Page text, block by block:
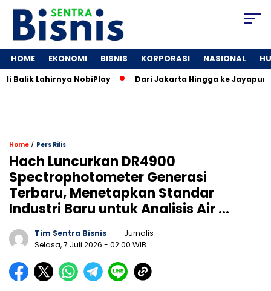
HOME EKONOMI BISNIS KORPORASI NASIONAL
Balik Lahirnya NobiPlay Dari Jakarta Hingga ke Jayapura:
Home / Pers Rilis
Hach Luncurkan DR4900
Spectrophotometer Generasi
Terbaru, Menetapkan Standar
Industri Baru untuk Analisis Air …
Tim Sentra Bisnis
- Jurnalis
Selasa, 7 Juli 2026 - 02:00 WIB